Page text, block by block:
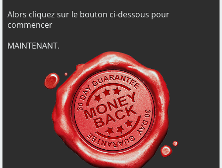
Alors cliquez sur le bouton ci-dessous pour
commencer
MAINTENANT.